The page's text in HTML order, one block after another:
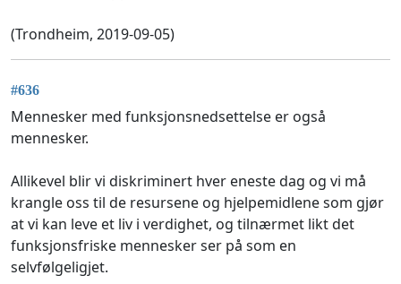
(Trondheim, 2019-09-05)
#636
Mennesker med funksjonsnedsettelse er også
mennesker.
Allikevel blir vi diskriminert hver eneste dag og vi må
krangle oss til de resursene og hjelpemidlene som gjør
at vi kan leve et liv i verdighet, og tilnærmet likt det
funksjonsfriske mennesker ser på som en
selvfølgeligjet.